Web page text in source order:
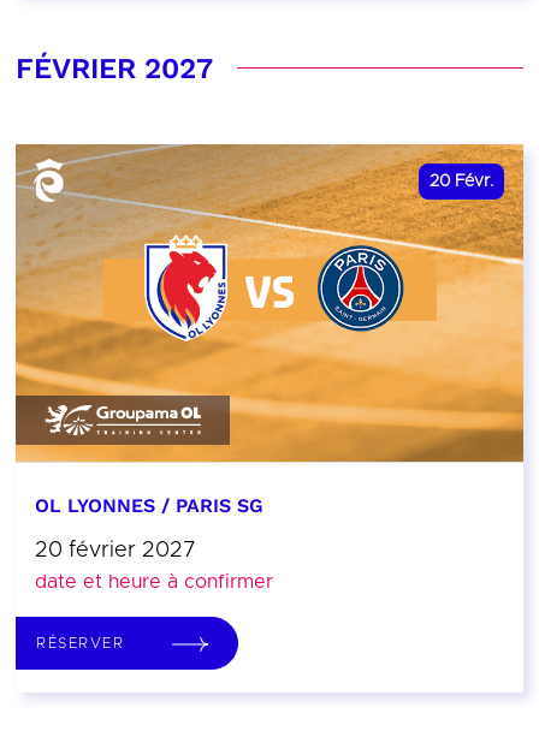
FÉVRIER 2027
20 Févr.
OL LYONNES / PARIS SG
20 février 2027
date et heure à confirmer
RÉSERVER